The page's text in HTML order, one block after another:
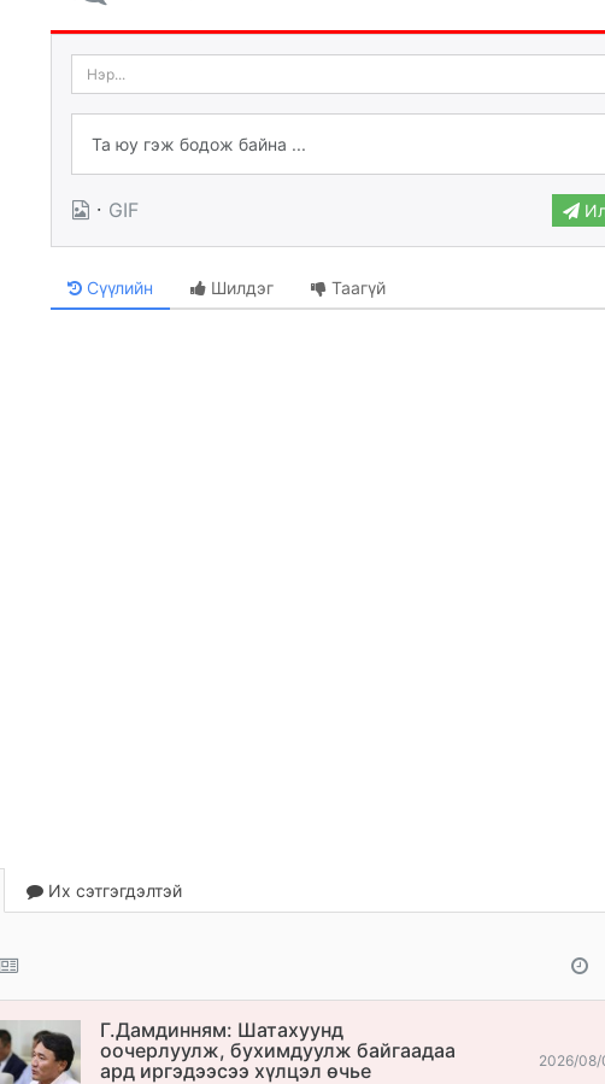
· GIF
Сүүлийн Шилдэг Таагүй
Их сэтгэгдэлтэй
Г.Дамдинням: Шатахуунд
оочерлуулж, бухимдуулж байгаадаа
ард иргэдээсээ хүлцэл өчье
2026/08/